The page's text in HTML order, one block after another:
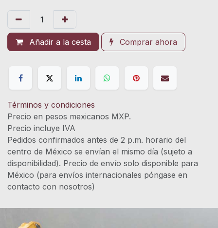
Añadir a la cesta Comprar ahora
Términos y condiciones
Precio en pesos mexicanos MXP.
Precio incluye IVA
Pedidos confirmados antes de 2 p.m. horario del
centro de México se envían el mismo día (sujeto a
disponibilidad). Precio de envío solo disponible para
México (para envíos internacionales póngase en
contacto con nosotros)